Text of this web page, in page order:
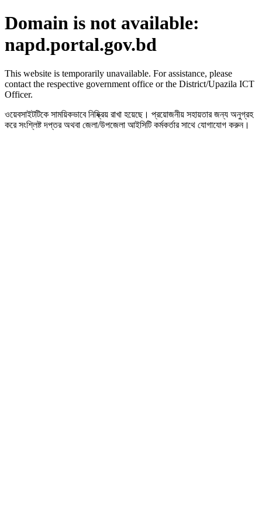
Domain is not available:
napd.portal.gov.bd
This website is temporarily unavailable. For assistance, please
contact the respective government office or the District/Upazila ICT
Officer.
ওয়েবসাইটটিকে সাময়িকভাবে নিষ্ক্রিয় রাখা হয়েছে। প্রয়োজনীয় সহায়তার জন্য অনুগ্রহ
করে সংশ্লিষ্ট দপ্তর অথবা জেলা/উপজেলা আইসিটি কর্মকর্তার সাথে যোগাযোগ করুন।